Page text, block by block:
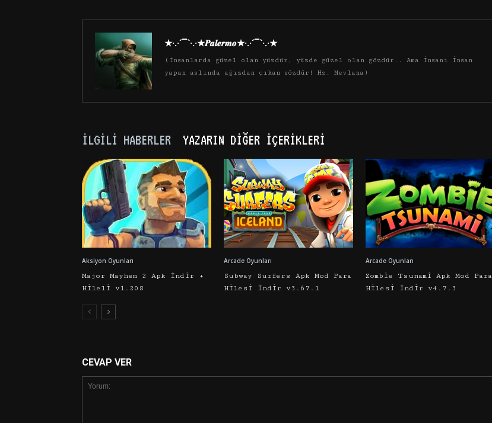
★·.·´¯`·.·★𝑷𝒂𝒍𝒆𝒓𝒎𝒐★·.·´¯`·.·★
(İnsanlarda güzel olan yüzdür, yüzde güzel olan gözdür.. Ama insanı insan
yapan aslında ağızdan çıkan sözdür! Hz. Mevlana)
İLGILI HABERLER YAZARIN DIĞER İÇERIKLERI
Aksiyon Oyunları
Major Mayhem 2 Apk İndir +
Hileli v1.208
Arcade Oyunları
Subway Surfers Apk Mod Para
Hilesi İndir v3.67.1
Arcade Oyunları
Zombie Tsunami Apk Mod Para
Hilesi İndir v4.7.3
CEVAP VER